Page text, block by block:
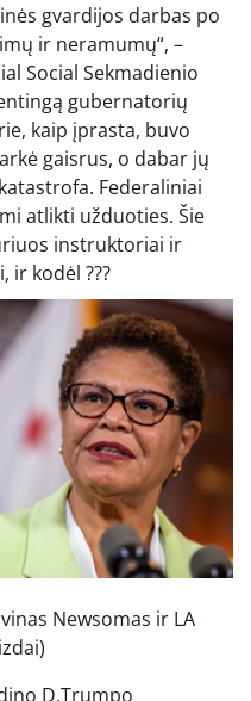
gvardijos darbas po
ir neramumų“, –
Social Sekmadienio
gubernatorių
kaip įprasta, buvo
gaisrus, o dabar jų
Federaliniai
atlikti užduoties. Šie
instruktoriai ir
ir kodėl ???
Newsomas ir LA
D.Trumpo